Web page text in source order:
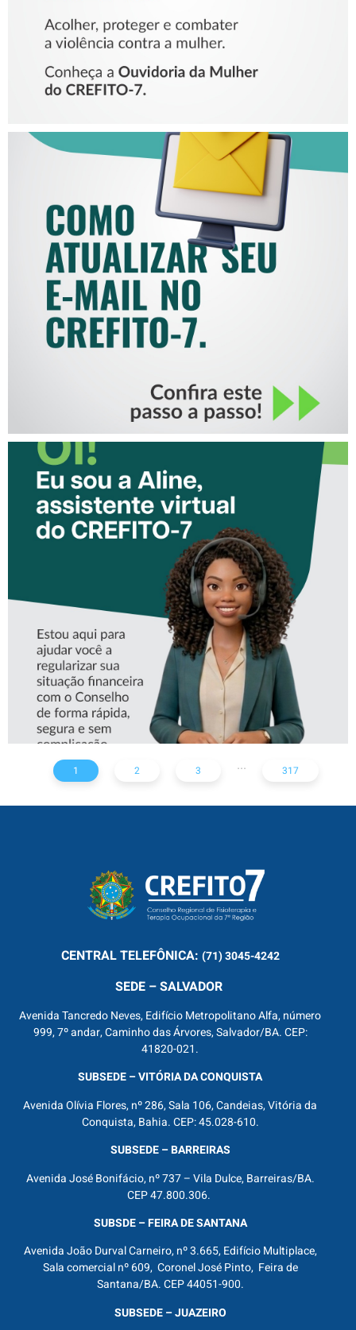
COMO ATUALIZAR SEU E-
MAIL NO CREFITO-7
CONHEÇA A ‘ALINE’,
ASSISTENTE VIRTUAL DO
CREFITO-7
1 2 3 ... 317
CENTRALTELEFÔNICA: (71) 3045-4242
SEDE – SALVADOR
Avenida Tancredo Neves, Edifício Metropolitano Alfa, número
999, 7º andar, Caminho das Árvores, Salvador/BA. CEP:
41820-021.
SUBSEDE – VITÓRIA DA CONQUISTA
Avenida Olívia Flores, nº 286, Sala 106, Candeias, Vitória da
Conquista, Bahia. CEP: 45.028-610.
SUBSEDE – BARREIRAS
Avenida José Bonifácio, nº 737 – Vila Dulce, Barreiras/BA.
CEP 47.800.306.
SUBSDE – FEIRA DE SANTANA
Avenida João Durval Carneiro, nº 3.665, Edifício Multiplace,
Sala comercial nº 609, Coronel José Pinto, Feira de
Santana/BA. CEP 44051-900.
SUBSEDE – JUAZEIRO